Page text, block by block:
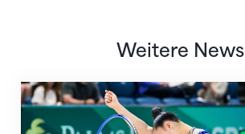
Weitere News
Nächster Halt: Weltmeisterschaft